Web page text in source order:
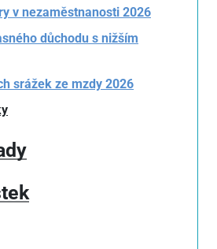
v nezaměstnanosti 2026
důchodu s nižším
srážek ze mzdy 2026